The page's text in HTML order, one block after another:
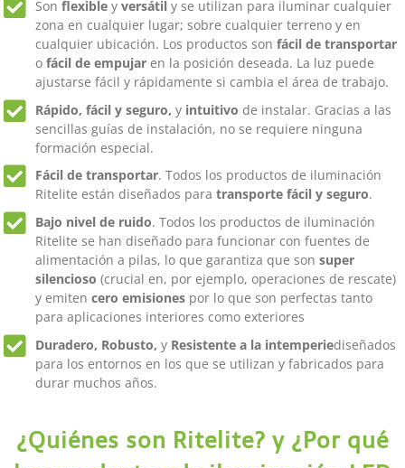
Son flexibley versátily se utilizan para iluminar cualquier
zona en cualquier lugar; sobre cualquier terreno y en
cualquier ubicación. Los productos son fácil de transportar
o fácil de empujaren la posición deseada. La luz puede
ajustarse fácil y rápidamente si cambia el área de trabajo.
Rápido, fácil y seguro, yintuitivo de instalar. Gracias a las
sencillas guías de instalación, no se requiere ninguna
formación especial.
Fácil de transportar. Todos los productos de iluminación
Ritelite están diseñados para transporte fácil y seguro.
Bajo nivel de ruido. Todos los productos de iluminación
Ritelite se han diseñado para funcionar con fuentes de
alimentación a pilas, lo que garantiza que son super
silencioso (crucial en, por ejemplo, operaciones de rescate)
y emiten cero emisionespor lo que son perfectas tanto
para aplicaciones interiores como exteriores
Duradero, Robusto, y Resistente a la intemperiediseñados
para los entornos en los que se utilizan y fabricados para
durar muchos años.
¿Quiénes son Ritelite? y ¿Por qué